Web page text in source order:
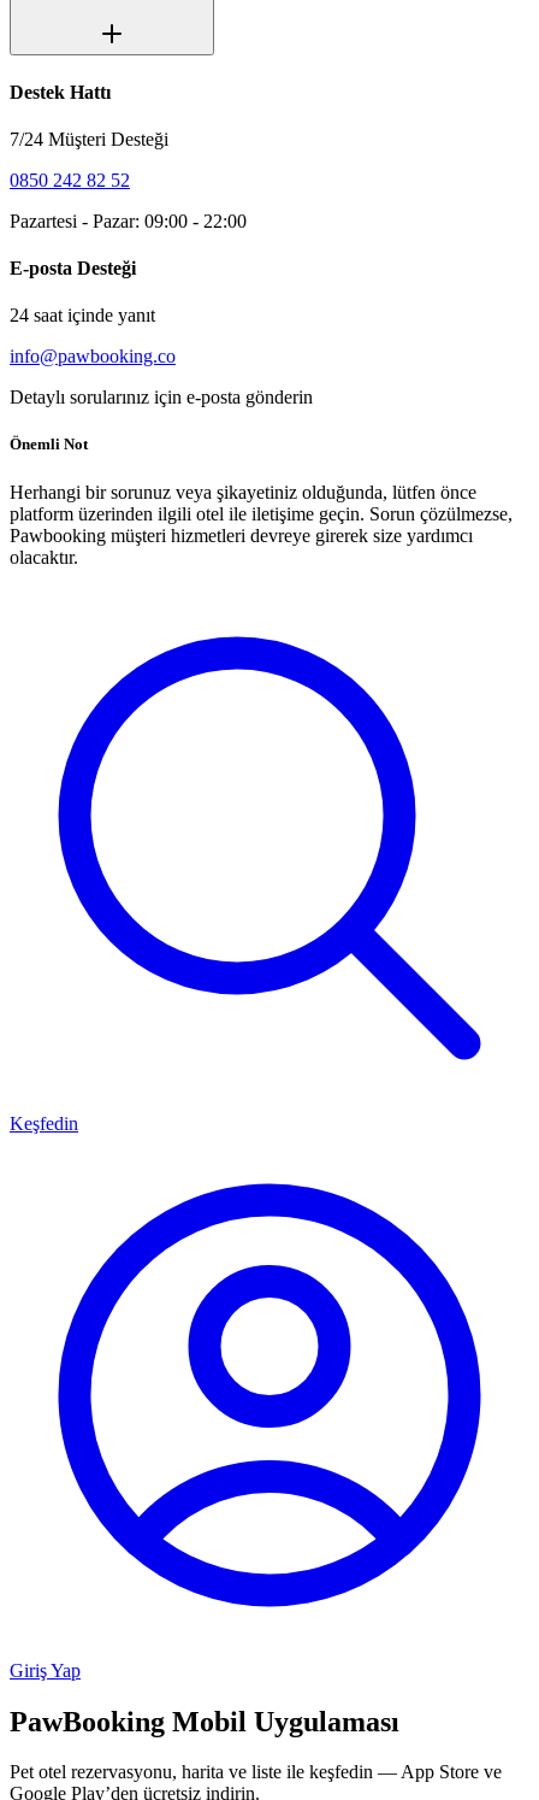
Destek Hattı
7/24 Müşteri Desteği
0850 242 82 52
Pazartesi - Pazar: 09:00 - 22:00
E-posta Desteği
24 saat içinde yanıt
info@pawbooking.co
Detaylı sorularınız için e-posta gönderin
Önemli Not
Herhangi bir sorunuz veya şikayetiniz olduğunda, lütfen önce
platform üzerinden ilgili otel ile iletişime geçin. Sorun çözülmezse,
Pawbooking müşteri hizmetleri devreye girerek size yardımcı
olacaktır.
Keşfedin
Giriş Yap
PawBooking Mobil Uygulaması
Pet otel rezervasyonu, harita ve liste ile keşfedin — App Store ve
Google Play’den ücretsiz indirin.